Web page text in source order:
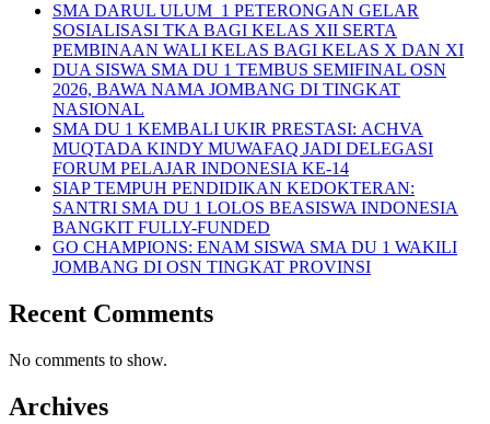
SMA DARUL ULUM 1 PETERONGAN GELAR
SOSIALISASI TKA BAGI KELAS XII SERTA
PEMBINAAN WALI KELAS BAGI KELAS X DAN XI
DUA SISWA SMA DU 1 TEMBUS SEMIFINAL OSN
2026, BAWA NAMA JOMBANG DI TINGKAT
NASIONAL
SMA DU 1 KEMBALI UKIR PRESTASI: ACHVA
MUQTADA KINDY MUWAFAQ JADI DELEGASI
FORUM PELAJAR INDONESIA KE-14
SIAP TEMPUH PENDIDIKAN KEDOKTERAN:
SANTRI SMA DU 1 LOLOS BEASISWA INDONESIA
BANGKIT FULLY-FUNDED
GO CHAMPIONS: ENAM SISWA SMA DU 1 WAKILI
JOMBANG DI OSN TINGKAT PROVINSI
Recent Comments
No comments to show.
Archives